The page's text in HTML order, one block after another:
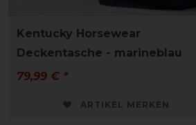
Kentucky Horsewear
Deckentasche - marineblau
79,99 € *
ARTIKEL MERKEN